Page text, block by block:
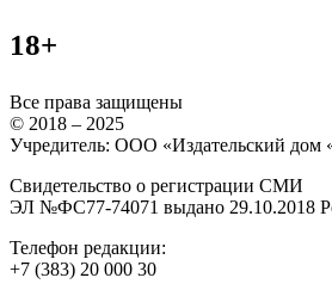
18+
Все права защищены
© 2018 – 2025
Учредитель: ООО «Издательский дом
Свидетельство о регистрации СМИ
ЭЛ №ФС77-74071 выдано 29.10.2018
Телефон редакции:
+7 (383) 20 000 30